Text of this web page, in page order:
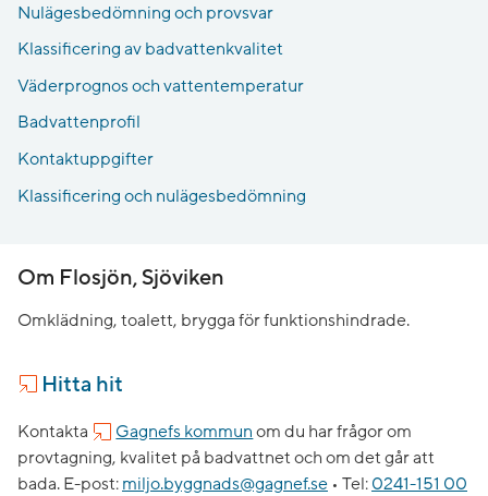
Nulägesbedömning och provsvar
Klassificering av badvattenkvalitet
Väderprognos och vattentemperatur
Badvattenprofil
Kontaktuppgifter
Klassificering och nulägesbedömning
Om Flosjön, Sjöviken
Omklädning, toalett, brygga för funktionshindrade.
Hitta hit
Kontakta Gagnefs kommun om du har frågor om
provtagning, kvalitet på badvattnet och om det går att
bada. E-post: miljo.byggnads@gagnef.se • Tel: 0241-151 00